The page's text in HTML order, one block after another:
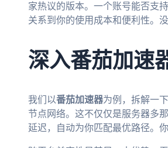
家热议的版本。一个账号能否支
关系到你的使用成本和便利性。
深入番茄加速
我们以番茄加速器为例，拆解一
节点网络。这不仅仅是服务器多
延迟，自动为你匹配最优路径。